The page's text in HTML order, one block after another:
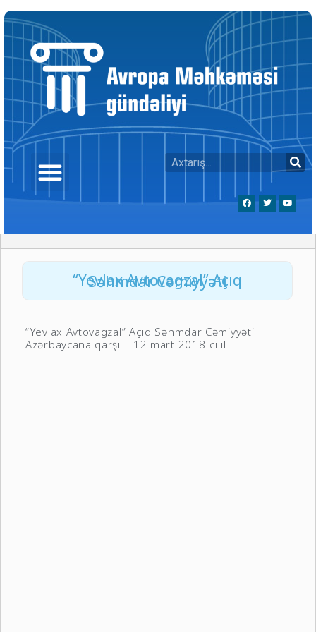
“Yevlax Avtovagzal” Açıq Səhmdar Cəmiyyəti
“Yevlax Avtovagzal” Açıq Səhmdar Cəmiyyəti
Azərbaycana qarşı – 12 mart 2018-ci il